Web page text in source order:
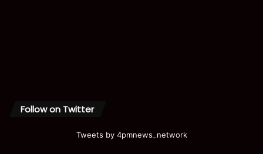
Follow on Twitter
Tweets by 4pmnews_network